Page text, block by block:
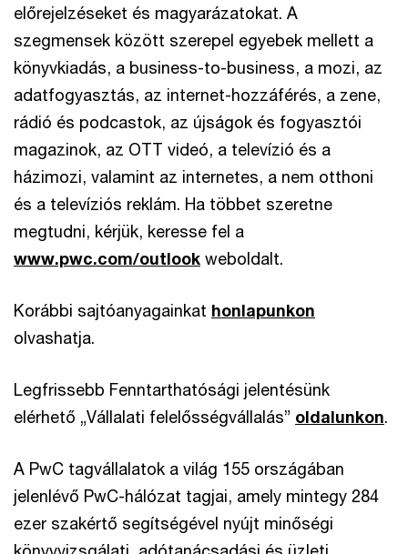
előrejelzéseket és magyarázatokat. A
szegmensek között szerepel egyebek mellett a
könyvkiadás, a business-to-business, a mozi, az
adatfogyasztás, az internet-hozzáférés, a zene,
rádió és podcastok, az újságok és fogyasztói
magazinok, az OTT videó, a televízió és a
házimozi, valamint az internetes, a nem otthoni
és a televíziós reklám. Ha többet szeretne
megtudni, kérjük, keresse fel a
www.pwc.com/outlook weboldalt.
Korábbi sajtóanyagainkat honlapunkon
olvashatja.
Legfrissebb Fenntarthatósági jelentésünk
elérhető „Vállalati felelősségvállalás” oldalunkon.
A PwC tagvállalatok a világ 155 országában
jelenlévő PwC-hálózat tagjai, amely mintegy 284
ezer szakértő segítségével nyújt minőségi